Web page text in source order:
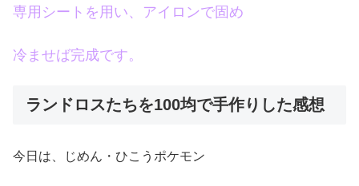
専用シートを用い、アイロンで固め
冷ませば完成です。
ランドロスたちを100均で手作りした感想
今日は、じめん・ひこうポケモン